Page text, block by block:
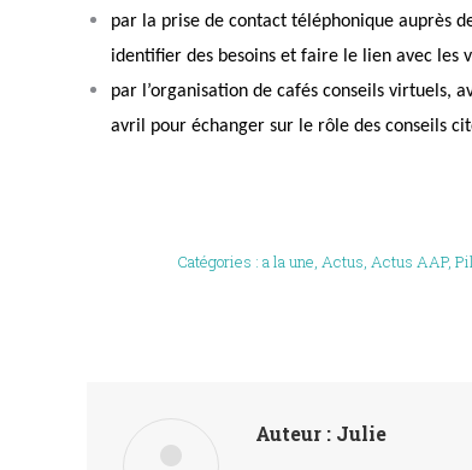
par la prise de contact téléphonique auprès
identifier des besoins et faire le lien avec
par l ’organisation de cafés conseils virtuels,
avril pour échanger sur le rôle des conseils
Catégories : a la une, Actus, Actus AAP,
Auteur : Julie